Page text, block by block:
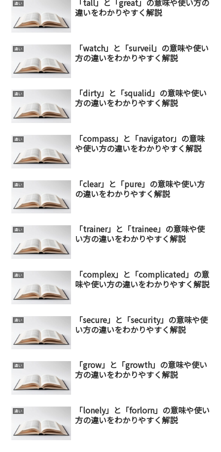
違い
「tall」と「great」の意味や使い方の
違いをわかりやすく解説
違い
「watch」と「surveil」の意味や使い
方の違いをわかりやすく解説
違い
「dirty」と「squalid」の意味や使い
方の違いをわかりやすく解説
違い
「compass」と「navigator」の意味
や使い方の違いをわかりやすく解説
違い
「clear」と「pure」の意味や使い方
の違いをわかりやすく解説
違い
「trainer」と「trainee」の意味や使
い方の違いをわかりやすく解説
違い
「complex」と「complicated」の意
味や使い方の違いをわかりやすく解説
違い
「secure」と「security」の意味や使
い方の違いをわかりやすく解説
違い
「grow」と「growth」の意味や使い
方の違いをわかりやすく解説
違い
「lonely」と「forlorn」の意味や使い
方の違いをわかりやすく解説